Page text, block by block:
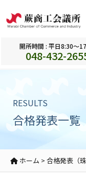
開所時間 : 平日8:30～
048-432-
RESULTS
合格発表一覧
ホーム > 合格発表（珠